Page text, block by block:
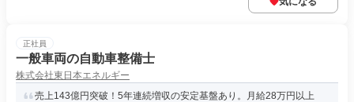
正社員
一般車両の自動車整備士
株式会社東日本エネルギー
売上143億円突破！5年連続増収の安定基盤あり。月給28万円以上